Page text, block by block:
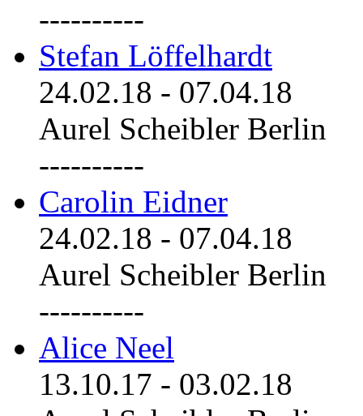
----------
Stefan Löffelhardt
24.02.18 - 07.04.18
Aurel Scheibler Berlin
----------
Carolin Eidner
24.02.18 - 07.04.18
Aurel Scheibler Berlin
----------
Alice Neel
13.10.17 - 03.02.18